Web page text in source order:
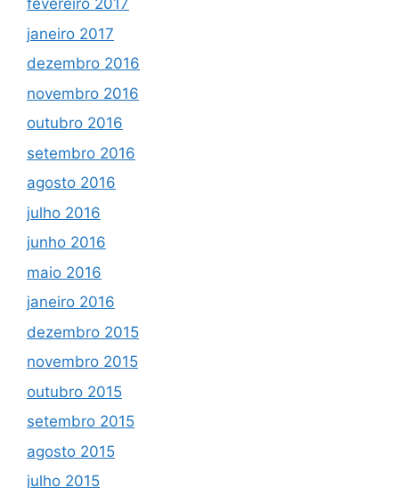
fevereiro 2017
janeiro 2017
dezembro 2016
novembro 2016
outubro 2016
setembro 2016
agosto 2016
julho 2016
junho 2016
maio 2016
janeiro 2016
dezembro 2015
novembro 2015
outubro 2015
setembro 2015
agosto 2015
julho 2015